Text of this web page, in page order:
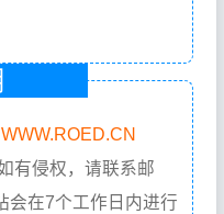
WWW.ROED.CN
有侵权，请联系邮
会在7个工作日内进行